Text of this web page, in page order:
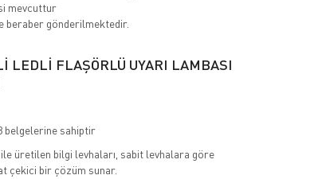
mevcuttur
beraber gönderilmektedir.
LEDLİ FLAŞÖRLÜ UYARI LAMBASI
belgelerine sahiptir
üretilen bilgi levhaları, sabit levhalara göre
çekici bir çözüm sunar.